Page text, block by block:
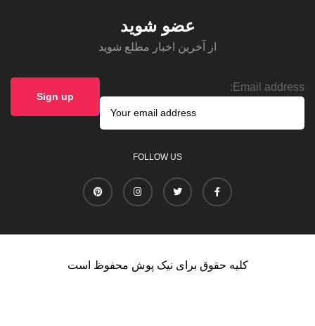
عضو شوید
از آخرین اخبار مطلع شوید
Email address:
FOLLOW US
کلیه حقوق برای نیک پوش محفوظ است